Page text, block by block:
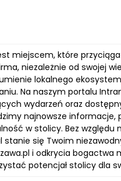
miejscem, które
niezależnie od swojej
lokalnego
Na naszym portalu
wydarzeń oraz
najnowsze
w stolicy. Bez
się Twoim
i odkrycia bogactwa
potencjał stolicy dla